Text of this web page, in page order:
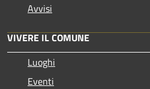
Avvisi
VIVERE IL COMUNE
Luoghi
Eventi